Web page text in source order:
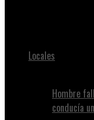
Locales
Hombre
conducía